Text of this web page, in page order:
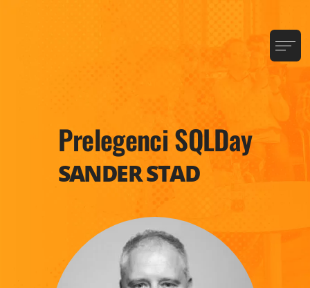
Prelegenci SQLDay
SANDER STAD